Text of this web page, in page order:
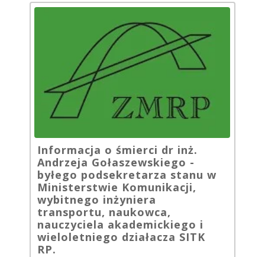
Informacja o śmierci dr inż.
Andrzeja Gołaszewskiego -
byłego podsekretarza stanu w
Ministerstwie Komunikacji,
wybitnego inżyniera
transportu, naukowca,
nauczyciela akademickiego i
wieloletniego działacza SITK
RP.